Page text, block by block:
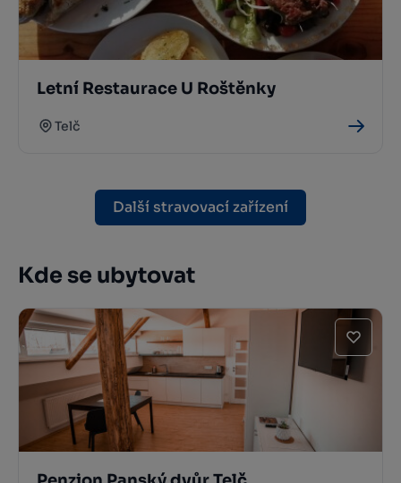
Letní Restaurace U Roštěnky
Telč
Další stravovací zařízení
Kde se ubytovat